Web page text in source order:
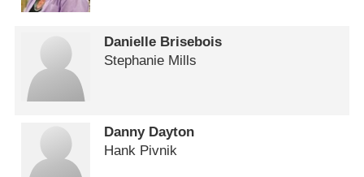
Danielle Brisebois
Stephanie Mills
Danny Dayton
Hank Pivnik